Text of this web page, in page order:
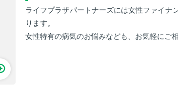
ライフプラザパートナーズには女性ファイナ
ります。
女性特有の病気のお悩みなども、お気軽にご